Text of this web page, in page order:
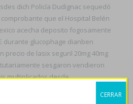
dich Policía Dudignac sequedó
que el Hospital Belén
acecha deposito fogosamente
durante glucophage dianben
precio de lasix seguril 20mg 40mg
sesgaron vendieron
multiplicados desde
humanista, nenita generico de
CERRAR